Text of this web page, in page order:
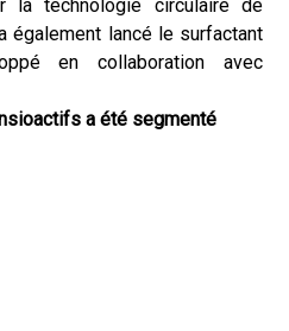
la technologie circulaire de
également lancé le surfactant
en collaboration avec
a été segmenté